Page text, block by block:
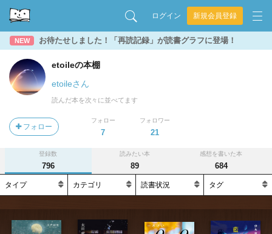
ログイン 新規会員登録
NEW お待たせしました！「再読記録」が読書グラフに登場！
etoileの本棚
etoileさん
読んだ本を次々に並べてます
フォロー
フォロー
7
フォロワー
21
登録数
796
読みたい本
89
感想を書いた本
684